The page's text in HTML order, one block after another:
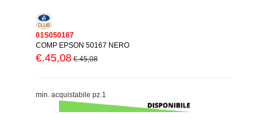
01S050167
COMP EPSON 50167 NERO
€.45,08 €.45,08
min. acquistabile pz.1